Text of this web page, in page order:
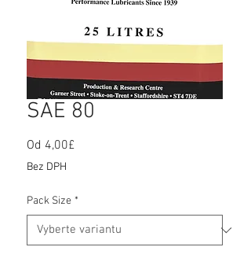
SAE 80
Od 4,00£
Bez DPH
Pack Size *